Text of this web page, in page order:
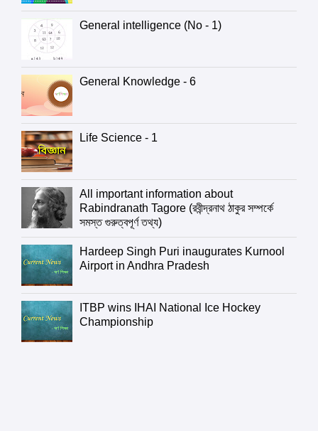
General intelligence (No - 1)
General Knowledge - 6
Life Science - 1
All important information about
Rabindranath Tagore (রবীন্দ্রনাথ ঠাকুর সম্পর্কে
সমস্ত গুরুত্বপূর্ণ তথ্য)
Hardeep Singh Puri inaugurates Kurnool
Airport in Andhra Pradesh
ITBP wins IHAI National Ice Hockey
Championship